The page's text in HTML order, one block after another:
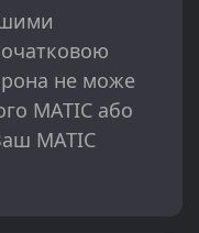
не може
MATIC або
MATIC